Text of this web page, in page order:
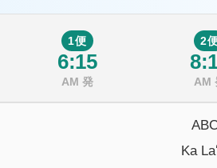
1便
6:15
AM 発
2
AM
Ka